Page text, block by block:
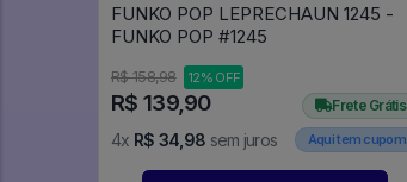
FUNKO POP LEPRECHAUN 1245 -
FUNKO POP #1245
R$ 158,98 12% OFF
R$ 139,90
4x R$ 34,98 sem juros
Frete Grátis
Aqui tem cupom